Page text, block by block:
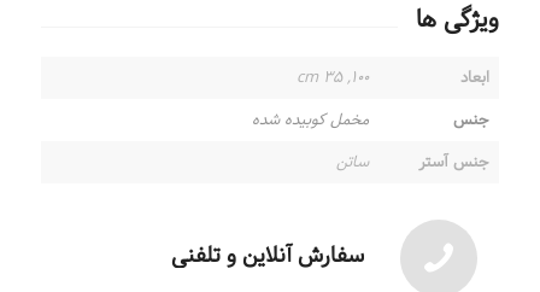
ویژگی ها
ابعاد
۱۰۰, ۳۵ cm
جنس
مخمل کوبیده شده
جنس آستر
ساتن
سفارش آنلاین و تلفنی